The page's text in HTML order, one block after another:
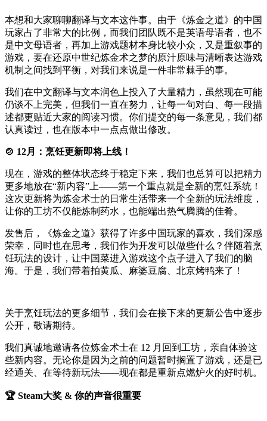
本想和大家聊聊翻译与文本这件事。由于《炼金之道》的中国
玩家占了非常大的比例，而我们团队既不是英语母语者，也不
是中文母语者，再加上游戏题材本身比较小众，又是重叙事的
游戏，要在还原中世纪炼金术之梦的原汁原味与清晰表达游戏
机制之间找到平衡，对我们来说是一件非常棘手的事。
我们在中文翻译与文本润色上投入了大量精力，虽然现在可能
仍谈不上完美，但我们一直在努力，让每一句对白、每一段描
述都更贴近大家的阅读习惯。你们提交的每一条意见，我们都
认真读过，也在版本中一点点做出修改。
🍲 12月：烹饪更新即将上线！
现在，游戏的整体状态终于稳定下来，我们也总算可以把精力
更多地放在“新内容”上——第一个重点就是全新的烹饪系统！
这次更新将为炼金术士的日常生活带来一个全新的玩法维度，
让你的工坊不仅能炼制药水，也能端出热气腾腾的佳肴。
发售后，《炼金之道》获得了许多中国玩家的喜欢，我们深感
荣幸，同时也在思考，我们作为开发可以做些什么？伴随着烹
饪玩法的设计，让中国菜进入游戏这个点子进入了我们的脑
海。于是，我们带着拍黄瓜、麻婆豆腐、北京烤鸭来了！
关于烹饪玩法的更多细节，我们会在接下来的更新公告中逐步
公开，敬请期待。
我们真诚地邀请各位炼金术士在 12 月回到工坊，亲自体验这
些新内容。无论你是因为之前的问题暂时搁置了游戏，还是已
经通关、在等待新玩法——现在都是重新点燃炉火的好时机。
🏆 Steam大奖 & 你的声音很重要